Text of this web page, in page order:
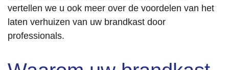
vertellen we u ook meer over de voordelen van het
laten verhuizen van uw brandkast door
professionals.